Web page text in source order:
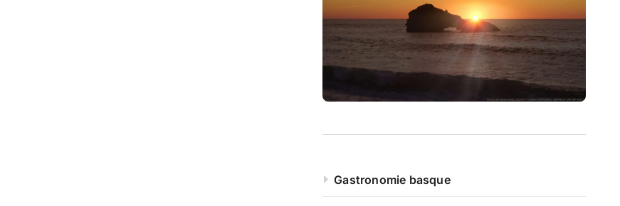
Gastronomie basque